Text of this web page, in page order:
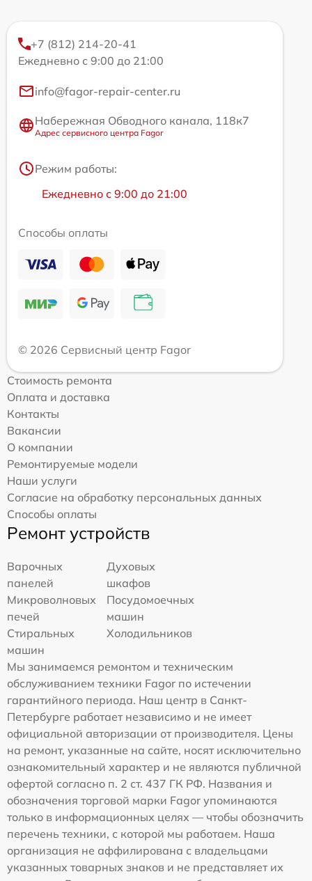
+7 (812) 214-20-41
Ежедневно с 9:00 до 21:00
info@fagor-repair-center.ru
Набережная Обводного канала, 118к7
Адрес сервисного центра Fagor
Режим работы:
Ежедневно с 9:00 до 21:00
Способы оплаты
© 2026 Сервисный центр Fagor
Стоимость ремонта
Оплата и доставка
Контакты
Вакансии
О компании
Ремонтируемые модели
Наши услуги
Согласие на обработку персональных данных
Способы оплаты
Ремонт устройств
Варочных
панелей
Духовых
шкафов
Микроволновых
печей
Посудомоечных
машин
Стиральных
машин
Холодильников
Мы занимаемся ремонтом и техническим
обслуживанием техники Fagor по истечении
гарантийного периода. Наш центр в Санкт-
Петербурге работает независимо и не имеет
официальной авторизации от производителя. Цены
на ремонт, указанные на сайте, носят исключительно
ознакомительный характер и не являются публичной
офертой согласно п. 2 ст. 437 ГК РФ. Названия и
обозначения торговой марки Fagor упоминаются
только в информационных целях — чтобы обозначить
перечень техники, с которой мы работаем. Наша
организация не аффилирована с владельцами
указанных товарных знаков и не представляет их